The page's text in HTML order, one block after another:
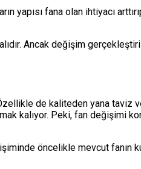
yapısı fana olan ihtiyacı
Ancak değişim
de kaliteden yana taviz
kalıyor. Peki, fan değişimi
öncelikle mevcut fanın